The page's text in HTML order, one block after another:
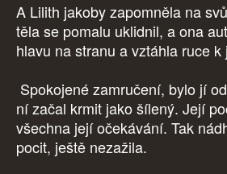
A Lilith jakoby zapomněla na
těla se pomalu uklidnil, a ona
hlavu na stranu a vztáhla ruce k
Spokojené zamručení, bylo jí
ní začal krmit jako šílený. Její
všechna její očekávání. Tak
pocit, ještě nezažila.